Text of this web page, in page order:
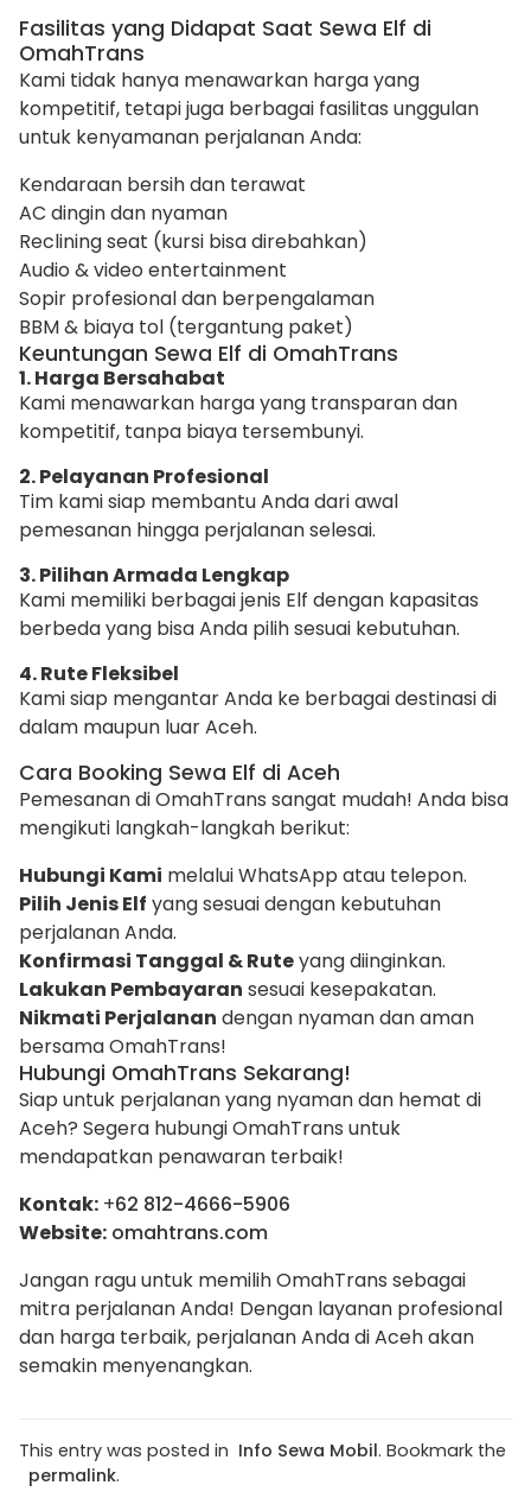
Fasilitas yang Didapat Saat Sewa Elf di
OmahTrans
Kami tidak hanya menawarkan harga yang
kompetitif, tetapi juga berbagai fasilitas unggulan
untuk kenyamanan perjalanan Anda:
Kendaraan bersih dan terawat
AC dingin dan nyaman
Reclining seat (kursi bisa direbahkan)
Audio & video entertainment
Sopir profesional dan berpengalaman
BBM & biaya tol (tergantung paket)
Keuntungan Sewa Elf di OmahTrans
1. Harga Bersahabat
Kami menawarkan harga yang transparan dan
kompetitif, tanpa biaya tersembunyi.
2. Pelayanan Profesional
Tim kami siap membantu Anda dari awal
pemesanan hingga perjalanan selesai.
3. Pilihan Armada Lengkap
Kami memiliki berbagai jenis Elf dengan kapasitas
berbeda yang bisa Anda pilih sesuai kebutuhan.
4. Rute Fleksibel
Kami siap mengantar Anda ke berbagai destinasi di
dalam maupun luar Aceh.
Cara Booking Sewa Elf di Aceh
Pemesanan di OmahTrans sangat mudah! Anda bisa
mengikuti langkah-langkah berikut:
Hubungi Kami melalui WhatsApp atau telepon.
Pilih Jenis Elf yang sesuai dengan kebutuhan
perjalanan Anda.
Konfirmasi Tanggal & Ruteyang diinginkan.
Lakukan Pembayaran sesuai kesepakatan.
Nikmati Perjalanan dengan nyaman dan aman
bersama OmahTrans!
Hubungi OmahTrans Sekarang!
Siap untuk perjalanan yang nyaman dan hemat di
Aceh? Segera hubungi OmahTrans untuk
mendapatkan penawaran terbaik!
Kontak: +62 812-4666-5906
Website: omahtrans.com
Jangan ragu untuk memilih OmahTrans sebagai
mitra perjalanan Anda! Dengan layanan profesional
dan harga terbaik, perjalanan Anda di Aceh akan
semakin menyenangkan.
This entry was posted in Info Sewa Mobil. Bookmark the
permalink.